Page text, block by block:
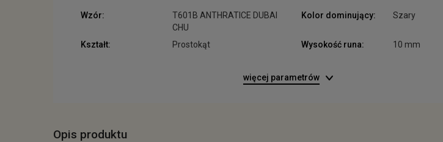
Wzór:
T601B ANTHRATICE DUBAI
CHU
Kolor dominujący: Szary
Kształt: Prostokąt Wysokość runa: 10 mm
więcej parametrów
Opis produktu